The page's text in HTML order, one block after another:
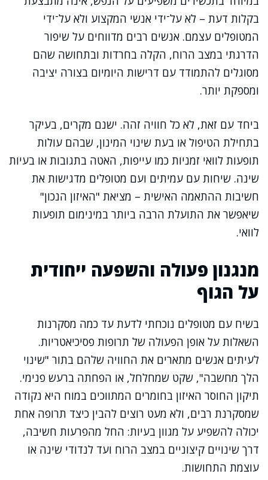
בקלות דעת – לא על־ידי אנשי המקצוע ולא על־ידי
המטופלים עצמם. אנשים רבים מדווחים על שיפור
הדרגתי במצב הרוח, הקלה בחרדות ובתחושה שהם
מסוגלים להתמודד עם דרישות היומיום בצורה יציבה
ומספקת יותר.
ביחד עם זאת, לא כל חוויה זהה. ישנם מקרים, בעיקר
בתחילת הטיפול או בעת שינוי המינון, שבהם עולות
תופעות לוואי זמניות כמו עייפות, האטה בתגובות או בעיות
שינה. שיחות עם עמיתים ועם מטופלים מדגישות את
חשיבות ההתאמה האישית – מציאת "האיזון הנכון"
שיאפשר את התועלת הרבה ביותר במינימום תופעות
לוואי.
מנגנון פעולה והשפעה ייחודית
על הגוף
בשיח עם מטופלים נוכחתי לדעת עד כמה מסקרנות
השאלות על אופן הפעולה של תרופות פסיכיאטריות.
לעיתים אנשים מתארים את החוויה שלהם בתור "שינוי
הלך מחשבה", שקט שמחלחל, או הפחתה ברעש פנימי.
תיקון החוסר האיזון בחומרים המתווכים במוח היא נקודה
שמסקרנת רבים, ולא מעט רוצים להבין כיצד תרופה אחת
יכולה להשפיע על מגוון בעיות: החל מהפרעות חשיבה,
דרך שינויים קיצוניים במצב הרוח ועד לנדודי שינה או
עוצמת התחושות.